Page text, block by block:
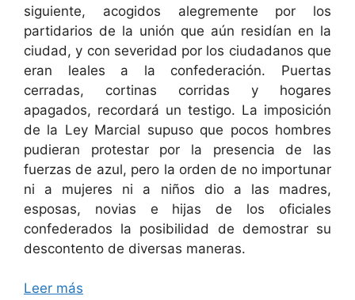
siguiente, acogidos alegremente por los
partidarios de la unión que aún residían en la
ciudad, y con severidad por los ciudadanos que
eran leales a la confederación. Puertas
cerradas, cortinas corridas y hogares
apagados, recordará un testigo. La imposición
de la Ley Marcial supuso que pocos hombres
pudieran protestar por la presencia de las
fuerzas de azul, pero la orden de no importunar
ni a mujeres ni a niños dio a las madres,
esposas, novias e hijas de los oficiales
confederados la posibilidad de demostrar su
descontento de diversas maneras.
Leer más